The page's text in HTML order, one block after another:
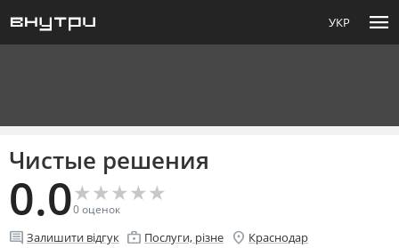
УКР menu
Чистые решения
0.0★
★★
★★
★★
★★
★
0оценок
comment Залишити відгук enterprise Послуги, різне location_on Краснодар